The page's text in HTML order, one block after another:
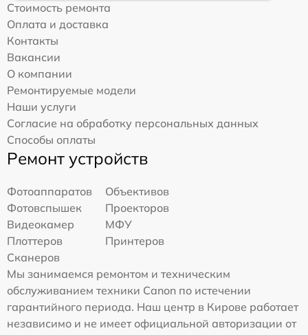
Стоимость ремонта
Оплата и доставка
Контакты
Вакансии
О компании
Ремонтируемые модели
Наши услуги
Согласие на обработку персональных данных
Способы оплаты
Ремонт устройств
Фотоаппаратов
Объективов
Фотовспышек
Проекторов
Видеокамер
МФУ
Плоттеров
Принтеров
Сканеров
Мы занимаемся ремонтом и техническим
обслуживанием техники Canon по истечении
гарантийного периода. Наш центр в Кирове работает
независимо и не имеет официальной авторизации от